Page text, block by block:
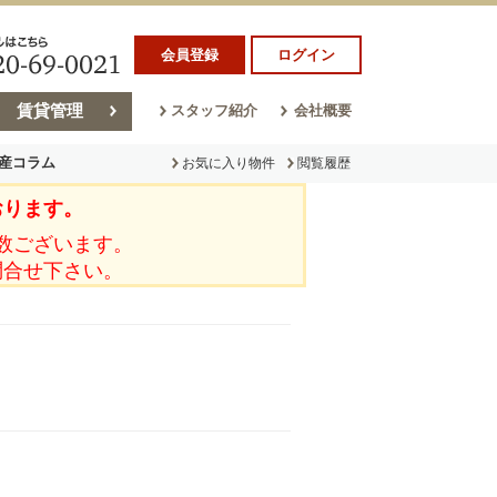
会員登録 ログイン
賃貸管理 スタッフ紹介 会社概要
コラム
ム
お気に入り物件 閲覧履歴
ます。
ざいます。
せ下さい。